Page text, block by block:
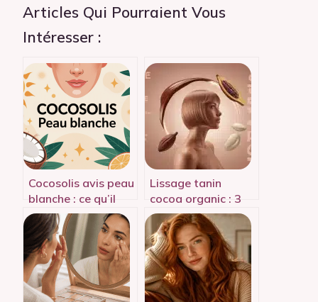
Articles Qui Pourraient Vous
Intéresser :
Cocosolis avis peau
blanche : ce qu’il
faut vraiment
savoir
Lissage tanin
cocoa organic : 3
étapes, 200°C et 6
mois de discipline
capillaire